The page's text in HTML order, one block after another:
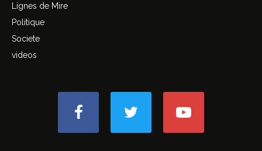
Lignes de Mire
Politique
Societe
videos